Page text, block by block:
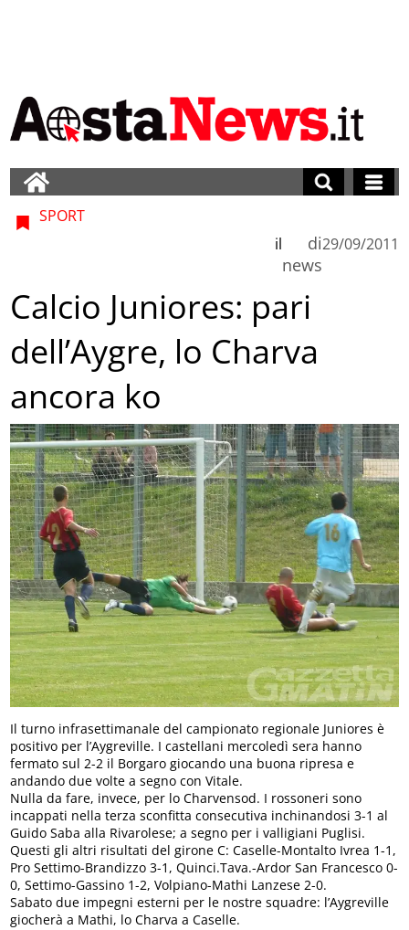
SPORT
di
news
il 29/09/2011
Calcio Juniores: pari
dell’Aygre, lo Charva
ancora ko
Il turno infrasettimanale del campionato regionale Juniores è
positivo per l’Aygreville. I castellani mercoledì sera hanno
fermato sul 2-2 il Borgaro giocando una buona ripresa e
andando due volte a segno con Vitale.
Nulla da fare, invece, per lo Charvensod. I rossoneri sono
incappati nella terza sconfitta consecutiva inchinandosi 3-1 al
Guido Saba alla Rivarolese; a segno per i valligiani Puglisi.
Questi gli altri risultati del girone C: Caselle-Montalto Ivrea 1-1,
Pro Settimo-Brandizzo 3-1, Quinci.Tava.-Ardor San Francesco 0-
0, Settimo-Gassino 1-2, Volpiano-Mathi Lanzese 2-0.
Sabato due impegni esterni per le nostre squadre: l’Aygreville
giocherà a Mathi, lo Charva a Caselle.